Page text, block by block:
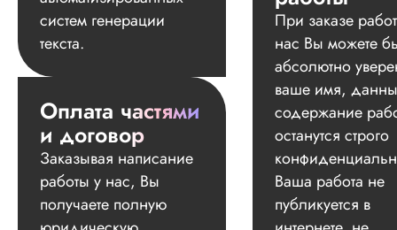
систем генерации
текста.
Оплата частями
и договор
Заказывая написание
работы у нас, Вы
получаете полную
При заказе
нас Вы можете
абсолютно
ваше имя,
содержание
останутся строго
Ваша работа не
публикуется в